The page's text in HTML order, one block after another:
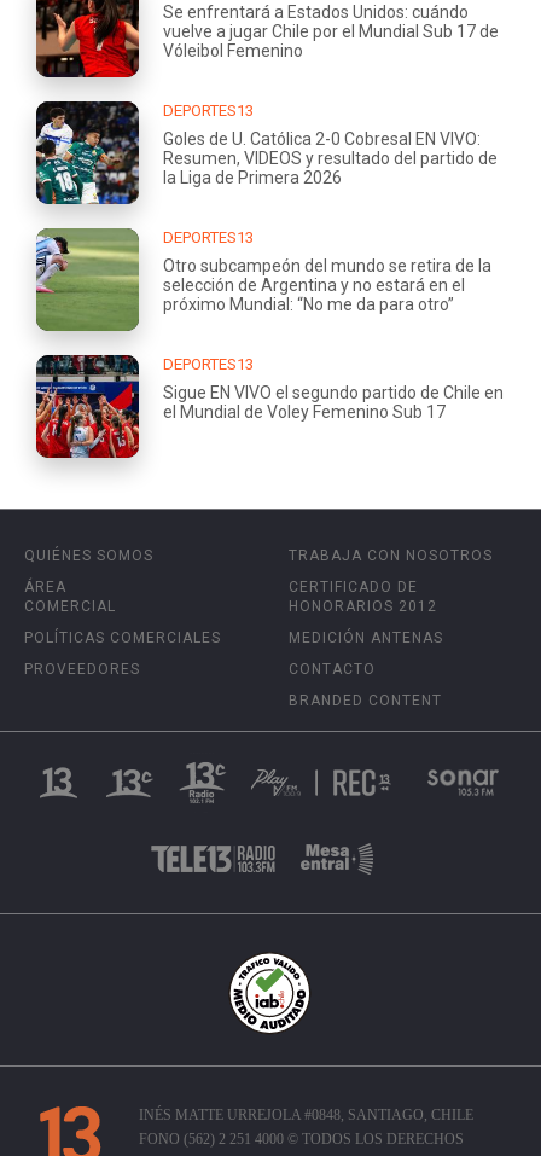
Se enfrentará a Estados Unidos: cuándo
vuelve a jugar Chile por el Mundial Sub 17 de
Vóleibol Femenino
DEPORTES13
Goles de U. Católica 2-0 Cobresal EN VIVO:
Resumen, VIDEOS y resultado del partido de
la Liga de Primera 2026
DEPORTES13
Otro subcampeón del mundo se retira de la
selección de Argentina y no estará en el
próximo Mundial: “No me da para otro”
DEPORTES13
Sigue EN VIVO el segundo partido de Chile en
el Mundial de Voley Femenino Sub 17
QUIÉNES SOMOS
ÁREA
COMERCIAL
POLÍTICAS COMERCIALES
PROVEEDORES
TRABAJA CON NOSOTROS
CERTIFICADO DE
HONORARIOS 2012
MEDICIÓN ANTENAS
CONTACTO
BRANDED CONTENT
INÉS MATTE URREJOLA #0848, SANTIAGO, CHILE
FONO (562) 2 251 4000 © TODOS LOS DERECHOS